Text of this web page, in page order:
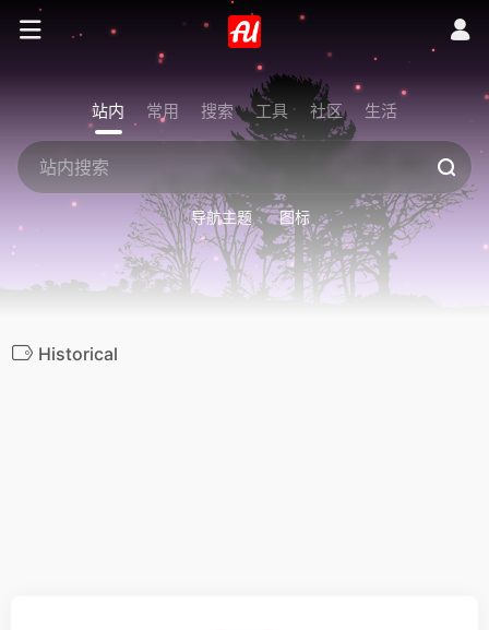
站内 常用 搜索 工具 社区 生活
导航主题 图标
Historical